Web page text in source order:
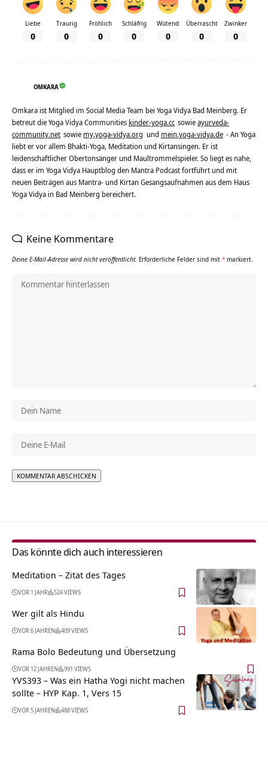
Liebe
0
Traurig
0
Fröhlich
0
Schläfrig
0
Wütend
0
Überrascht
0
Zwinker
0
OMKARA
Omkara ist Mitglied im Social Media Team bei Yoga Vidya Bad Meinberg. Er
betreut die Yoga Vidya Communities kinder-yoga.cc sowieayurveda-
community.net sowie my.yoga-vidya.org und mein.yoga-vidya.de - An Yoga
liebt er vor allem Bhakti-Yoga, Meditation und Kirtansingen. Er ist
leidenschaftlicher Obertonsänger und Maultrommelspieler. So liegt es nahe,
dass er im Yoga Vidya Hauptblog den Mantra Podcast fortführt und mit
neuen Beiträgen aus Mantra- und Kirtan Gesangsaufnahmen aus dem Haus
Yoga Vidya in Bad Meinberg bereichert.
Keine Kommentare
Deine E-Mail-Adresse wird nicht veröffentlicht. Erforderliche Felder sind mit * markiert.
Das könnte dich auch interessieren
Meditation – Zitat des Tages
VOR 1 JAHR 524 VIEWS
Wer gilt als Hindu
VOR 6 JAHREN 409 VIEWS
Rama Bolo Bedeutung und Übersetzung
VOR 12 JAHREN 991 VIEWS
YVS393 – Was ein Hatha Yogi nicht machen
sollte – HYP Kap. 1, Vers 15
VOR 5 JAHREN 488 VIEWS